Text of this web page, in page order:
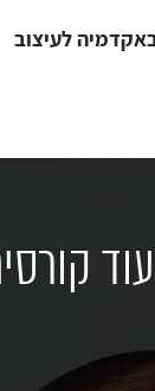
לעיצוב